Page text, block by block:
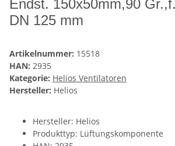
Endst. 150x50mm,90
DN 125 mm
Artikelnummer: 15518
HAN: 2935
Kategorie: Helios Ventilatoren
Hersteller: Helios
Hersteller: Helios
Produkttyp: Lüftungskomponente